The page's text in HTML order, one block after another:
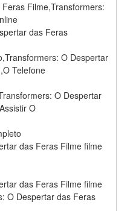
Filme,Transformers:
das Feras
O Despertar
Telefone
O Despertar
O
das Feras Filme filme
das Feras Filme filme
O Despertar das Feras